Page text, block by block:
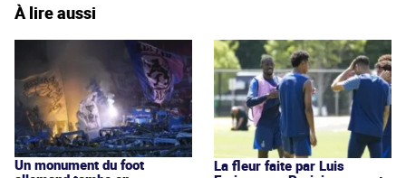
À lire aussi
Un monument du foot
La fleur faite par Luis